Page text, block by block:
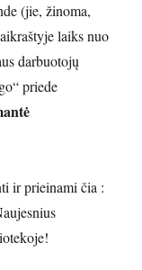
(jie, žinoma,
laiks nuo
darbuotojų
priede
ir prieinami čia :